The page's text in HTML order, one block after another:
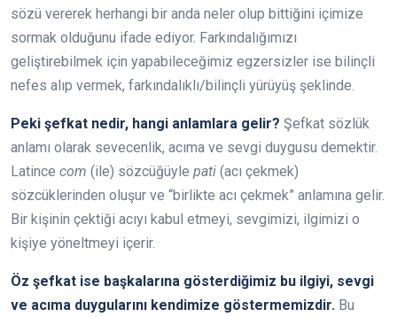
sözü vererek herhangi bir anda neler olup bittiğini içimize
sormak olduğunu ifade ediyor. Farkındalığımızı
geliştirebilmek için yapabileceğimiz egzersizler ise bilinçli
nefes alıp vermek, farkındalıklı/bilinçli yürüyüş şeklinde.
Peki şefkat nedir, hangi anlamlara gelir? Şefkat sözlük
anlamı olarak sevecenlik, acıma ve sevgi duygusu demektir.
Latince com (ile) sözcüğüyle pati (acı çekmek)
sözcüklerinden oluşur ve “birlikte acı çekmek” anlamına gelir.
Bir kişinin çektiği acıyı kabul etmeyi, sevgimizi, ilgimizi o
kişiye yöneltmeyi içerir.
Öz şefkat ise başkalarına gösterdiğimiz bu ilgiyi, sevgi
ve acıma duygularını kendimize göstermemizdir. Bu